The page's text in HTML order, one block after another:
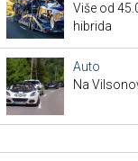
Više od
hibrida
Auto
Na